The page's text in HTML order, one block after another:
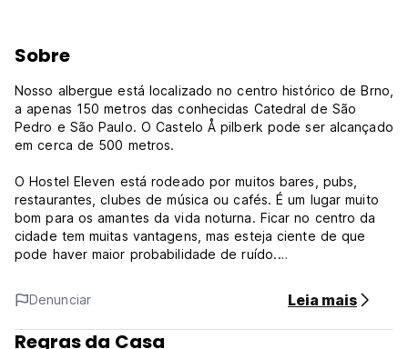
Sobre
Nosso albergue está localizado no centro histórico de Brno,
a apenas 150 metros das conhecidas Catedral de São
Pedro e São Paulo. O Castelo Å pilberk pode ser alcançado
em cerca de 500 metros.
O Hostel Eleven está rodeado por muitos bares, pubs,
restaurantes, clubes de música ou cafés. É um lugar muito
bom para os amantes da vida noturna. Ficar no centro da
cidade tem muitas vantagens, mas esteja ciente de que
pode haver maior probabilidade de ruído.
Nosso albergue oferece dormitórios compartilhados, bem
como quartos privados. Armários individuais, toalhas e
lençóis são fornecidos gratuitamente. Há também cortinas,
tomadas eléctricas e candeeiros em cada cama dos
Denunciar Leia mais
Regras da Casa